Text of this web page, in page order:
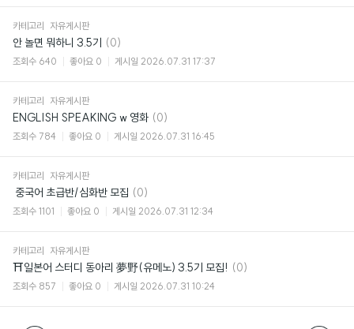
카테고리 자유게시판
안 놀면 뭐하니 3.5기
댓
(0)
조회수 640 좋아요 0 게시일 2026.07.31 17:37
카테고리 자유게시판
ENGLISH SPEAKING w 영화 댓
글
(0)
조회수 784 좋아요 0 게시일 2026.07.31 16:45
카테고리 자유게시판
​ 중국어 초급반/심화반 모집 댓
글
(0)
조회수 1101 좋아요 0 게시일 2026.07.31 12:34
카테고리 자유게시판
⛩일본어 스터디 동아리 夢野(유메노) 3.5기 모집! 댓
(0)
조회수 857 좋아요 0 게시일 2026.07.31 10:24